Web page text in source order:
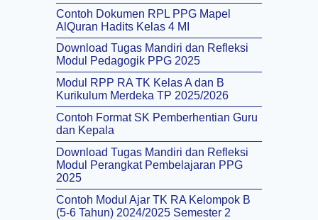
Contoh Dokumen RPL PPG Mapel
AlQuran Hadits Kelas 4 MI
Download Tugas Mandiri dan Refleksi
Modul Pedagogik PPG 2025
Modul RPP RA TK Kelas A dan B
Kurikulum Merdeka TP 2025/2026
Contoh Format SK Pemberhentian Guru
dan Kepala
Download Tugas Mandiri dan Refleksi
Modul Perangkat Pembelajaran PPG
2025
Contoh Modul Ajar TK RA Kelompok B
(5-6 Tahun) 2024/2025 Semester 2